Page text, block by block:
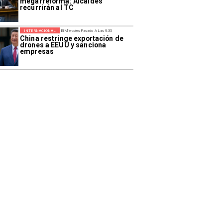
recurrirán al TC
El Miércoles Pasado A Las 9:35
China restringe exportación de
drones a EEUU y sanciona
empresas
INTERNACIONAL